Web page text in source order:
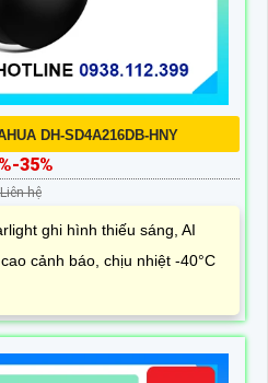
DH-SD4A216DB-HNY
35%
Liên hệ
ghi hình thiếu sáng, AI
cảnh báo, chịu nhiệt -40°C